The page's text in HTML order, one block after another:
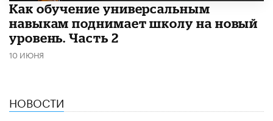
​Как обучение универсальным
навыкам поднимает школу на новый
уровень. Часть 2
10 ИЮНЯ
НОВОСТИ